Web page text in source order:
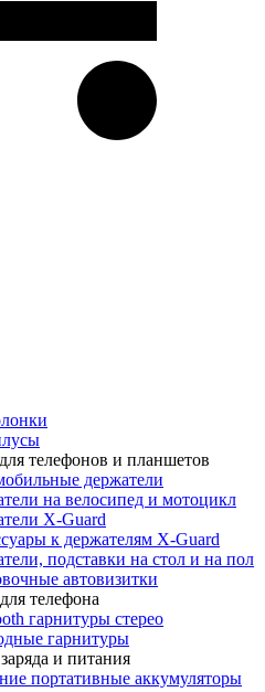
телефонов и планшетов
держатели
на велосипед и мотоцикл
X-Guard
к держателям X-Guard
подставки на стол и на пол
автовизитки
телефона
гарнитуры стерео
гарнитуры
и питания
портативные аккумуляторы